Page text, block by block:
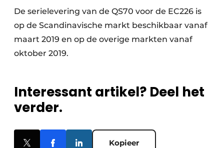
De serielevering van de QS70 voor de EC226 is
op de Scandinavische markt beschikbaar vanaf
maart 2019 en op de overige markten vanaf
oktober 2019.
Interessant artikel? Deel het
verder.
Kopieer